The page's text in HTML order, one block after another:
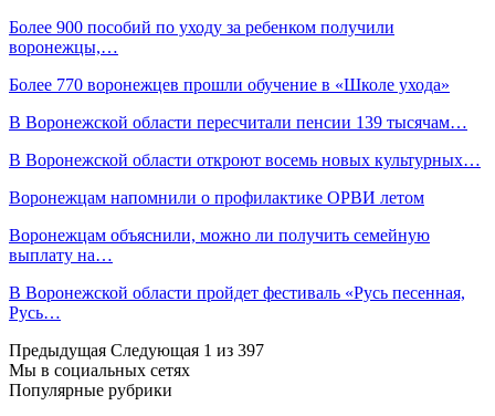
Более 900 пособий по уходу за ребенком получили
воронежцы,…
Более 770 воронежцев прошли обучение в «Школе ухода»
В Воронежской области пересчитали пенсии 139 тысячам…
В Воронежской области откроют восемь новых культурных…
Воронежцам напомнили о профилактике ОРВИ летом
Воронежцам объяснили, можно ли получить семейную
выплату на…
В Воронежской области пройдет фестиваль «Русь песенная,
Русь…
Предыдущая Следующая 1 из 397
Мы в социальных сетях
Популярные рубрики